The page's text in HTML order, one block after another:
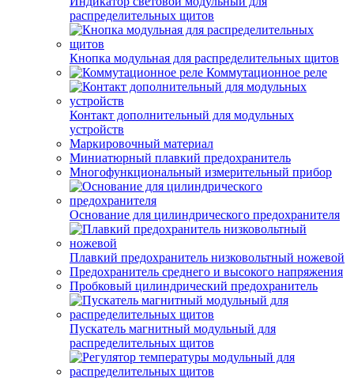
распределительных щитов
Кнопка модульная для распределительных щитов
Коммутационное реле
Контакт дополнительный для модульных
устройств
Маркировочный материал
Миниатюрный плавкий предохранитель
Многофункциональный измерительный прибор
Основание для цилиндрического предохранителя
Плавкий предохранитель низковольтный ножевой
Предохранитель среднего и высокого напряжения
Пробковый цилиндрический предохранитель
Пускатель магнитный модульный для
распределительных щитов